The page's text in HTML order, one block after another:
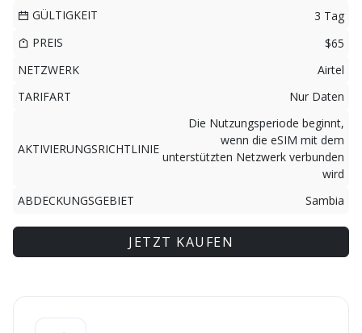
GÜLTIGKEIT
3 Tag
PREIS
$65
NETZWERK
Airtel
TARIFART
Nur Daten
AKTIVIERUNGSRICHTLINIE
Die Nutzungsperiode beginnt,
wenn die eSIM mit dem
unterstützten Netzwerk verbunden
wird
ABDECKUNGSGEBIET
Sambia
JETZT KAUFEN